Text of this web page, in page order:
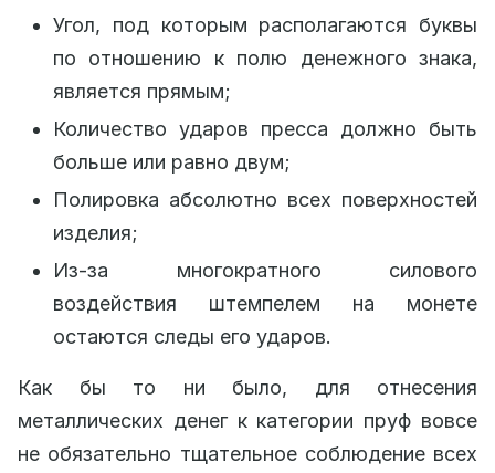
Угол, под которым располагаются буквы
по отношению к полю денежного знака,
является прямым;
Количество ударов пресса должно быть
больше или равно двум;
Полировка абсолютно всех поверхностей
изделия;
Из-за многократного силового
воздействия штемпелем на монете
остаются следы его ударов.
Как бы то ни было, для отнесения
металлических денег к категории пруф вовсе
не обязательно тщательное соблюдение всех